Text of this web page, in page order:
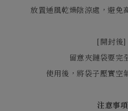
放置通風乾燥陰涼處，避免
[開封後]
留意夾鏈袋要完
使用後，將袋子壓實空
注意事項